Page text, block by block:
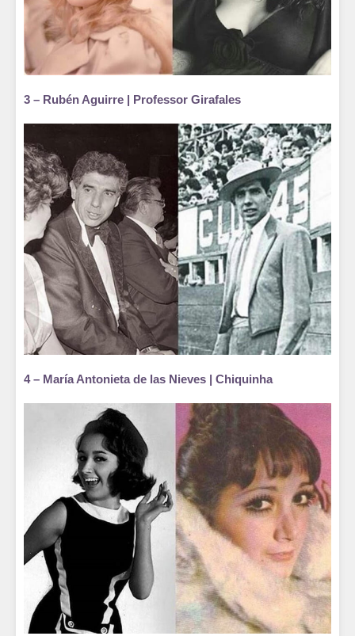
3 – Rubén Aguirre | Professor Girafales
4 – María Antonieta de las Nieves | Chiquinha